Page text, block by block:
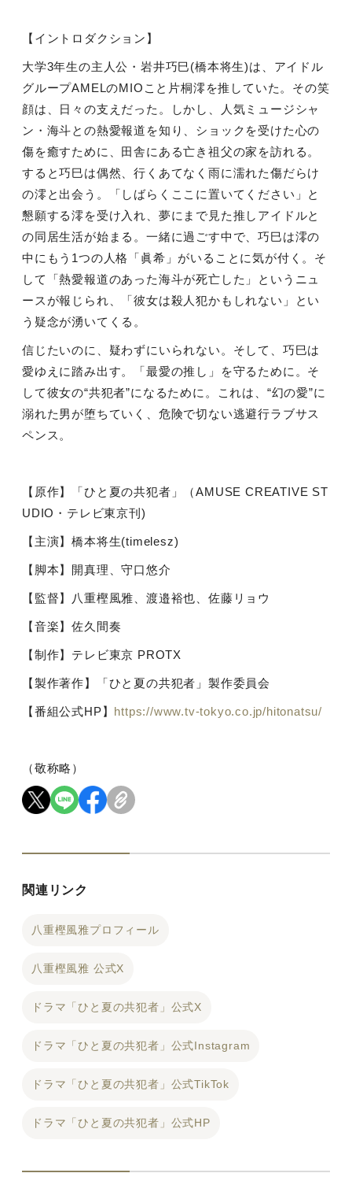
【イントロダクション】
大学3年生の主人公・岩井巧巳(橋本将生)は、アイドル
グループAMELのMIO こと片桐澪を推していた。その笑
顔は、日々の支えだった。しかし、人気ミュージシャ
ン・海斗との熱愛報道を知り、ショックを受けた心の
傷を癒すために、田舎にある亡き祖父の家を訪れる。
すると巧巳は偶然、行くあてなく雨に濡れた傷だらけ
の澪と出会う。「しばらくここに置いてください」と
懇願する澪を受け入れ、夢にまで見た推しアイドルと
の同居生活が始まる。一緒に過ごす中で、巧巳は澪の
中にもう 1つの人格「眞希」がいることに気が付く。そ
して「熱愛報道のあった海斗が死亡した」というニュ
ースが報じられ、「彼女は殺人犯かもしれない」とい
う疑念が湧いてくる。
信じたいのに、疑わずにいられない。そして、巧巳は
愛ゆえに踏み出す。「最愛の推し」を守るために。そ
して彼女の“共犯者”になるために。これは、“幻の愛”に
溺れた男が堕ちていく、危険で切ない逃避行ラブサス
ペンス。
【原作】「ひと夏の共犯者」（AMUSE CREATIVE ST
UDIO ・テレビ東京刊 )
【主演】橋本将生(timelesz)
【脚本】開真理、守口悠介
【監督】八重樫風雅、渡邉裕也、佐藤リョウ
【音楽】佐久間奏
【制作】テレビ東京 PROTX
【製作著作】「ひと夏の共犯者」製作委員会
【番組公式HP】 https://www.tv-tokyo.co.jp/hitonatsu/
（敬称略）
関連リンク
八重樫風雅プロフィール
八重樫風雅 公式X
ドラマ「ひと夏の共犯者」公式X
ドラマ「ひと夏の共犯者」公式Instagram
ドラマ「ひと夏の共犯者」公式TikTok
ドラマ「ひと夏の共犯者」公式HP